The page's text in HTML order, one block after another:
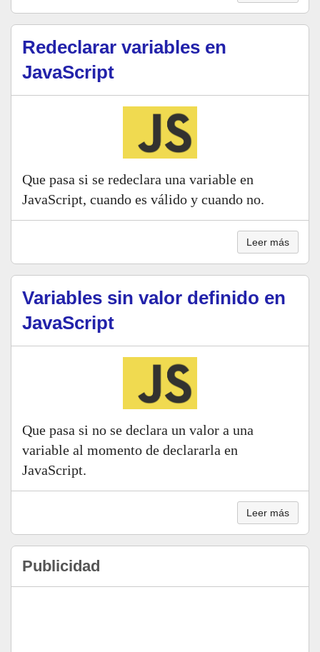
Redeclarar variables en
JavaScript
Que pasa si se redeclara una variable en
JavaScript, cuando es válido y cuando no.
Leer más
Variables sin valor definido en
JavaScript
Que pasa si no se declara un valor a una
variable al momento de declararla en
JavaScript.
Leer más
Publicidad